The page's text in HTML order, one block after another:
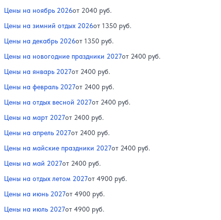
Цены на ноябрь 2026от 2040 руб.
Цены на зимний отдых 2026от 1350 руб.
Цены на декабрь 2026от 1350 руб.
Цены на новогодние праздники 2027от 2400 руб.
Цены на январь 2027от 2400 руб.
Цены на февраль 2027от 2400 руб.
Цены на отдых весной 2027от 2400 руб.
Цены на март 2027от 2400 руб.
Цены на апрель 2027от 2400 руб.
Цены на майские праздники 2027от 2400 руб.
Цены на май 2027от 2400 руб.
Цены на отдых летом 2027от 4900 руб.
Цены на июнь 2027от 4900 руб.
Цены на июль 2027от 4900 руб.